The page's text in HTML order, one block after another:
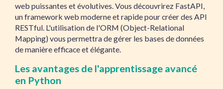
web puissantes et évolutives. Vous découvrirez FastAPI,
un framework web moderne et rapide pour créer des API
RESTful. L'utilisation de l'ORM (Object-Relational
Mapping) vous permettra de gérer les bases de données
de manière efficace et élégante.
Les avantages de l'apprentissage avancé
en Python